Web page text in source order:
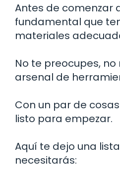
Antes de comenzar
fundamental que
materiales
No te preocupes,
arsenal de
Con un par de
listo para empezar.
Aquí te dejo una
necesitarás: